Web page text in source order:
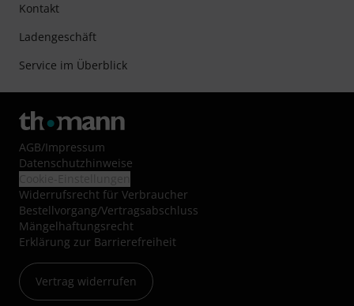
Kontakt
Ladengeschäft
Service im Überblick
AGB/Impressum
Datenschutzhinweise
Widerrufsrecht für Verbraucher
Bestellvorgang/Vertragsabschluss
Mängelhaftungsrecht
Erklärung zur Barrierefreiheit
Vertrag widerrufen